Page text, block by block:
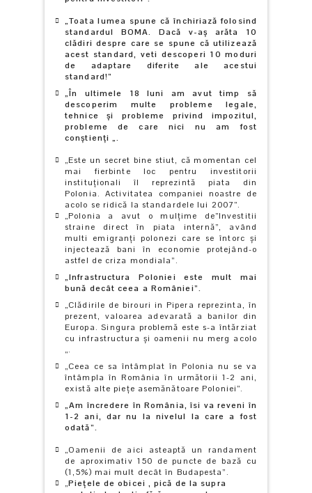
„Toata lumea spune că închiriază folosind
standardul BOMA. Dacă v-aş arăta 10
clădiri despre care se spune că utilizează
acest standard, veti descoperi 10 moduri
de adaptare diferite ale acestui
standard!”
„În ultimele 18 luni am avut timp să
descoperim multe probleme legale,
tehnice şi probleme privind impozitul,
probleme de care nici nu am fost
conştienţi „.
„Este un secret bine stiut, că momentan cel
mai fierbinte loc pentru investitorii
instituţionali îl reprezintă piata din
Polonia. Activitatea companiei noastre de
acolo se ridică la standardele lui 2007”.
„Polonia a avut o mulţime de”Investitii
straine direct în piata internă”, având
multi emigranţi polonezi care se întorc şi
injectează bani în economie protejând-o
astfel de criza mondiala”.
„Infrastructura Poloniei este mult mai
bună decât ceea a României”.
„Clădirile de birouri in Pipera reprezinta, în
prezent, valoarea adevarată a banilor din
Europa. Singura problemă este s-a întărziat
cu infrastructura şi oamenii nu merg acolo
„.
„Ceea ce sa întâmplat în Polonia nu se va
întâmpla în România în următorii 1-2 ani,
există alte pieţe asemănătoare Poloniei”.
„Am încredere în România, îsi va reveni în
1-2 ani, dar nu la nivelul la care a fost
odată”.
„Oamenii de aici asteaptă un randament
de aproximativ 150 de puncte de bază cu
(1,5%) mai mult decât în Budapesta”.
„Pieţele de obicei , pică de la supra